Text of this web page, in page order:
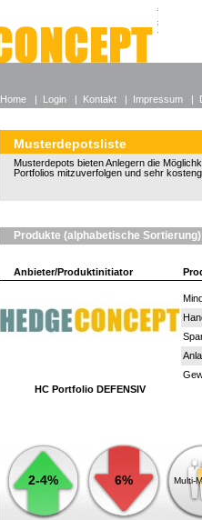
Alle
Wieso
Musterdepotsliste
Musterdepots bieten Anlegern die
Portfolios mitzuverfolgen und sehr
Produkte (alphabetische Sortierung)
Anbieter/Produktinitiator
HC Portfolio DEFENSIV
2-4% 6% Multi-
Home | Login | Kontakt | Impressum |